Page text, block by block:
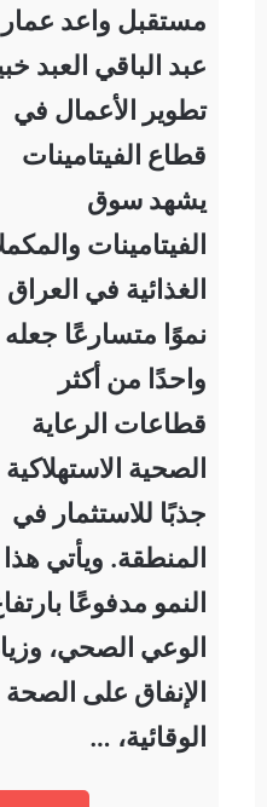
مستقبل واعد عمار
عبد الباقي العبد
تطوير الأعمال في
قطاع الفيتامينات
يشهد سوق
الفيتامينات
الغذائية في العراق
نموًا متسارعًا جعله
واحدًا من أكثر
قطاعات الرعاية
الصحية الاستهلاكية
جذبًا للاستثمار في
المنطقة. ويأتي هذا
النمو مدفوعًا
الوعي الصحي،
الإنفاق على الصحة
الوقائية، …